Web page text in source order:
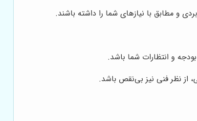
و مطابق با نیازهای شما را داشته باشند.
و انتظارات شما باشد.
از نظر فنی نیز بی‌نقص باشد.